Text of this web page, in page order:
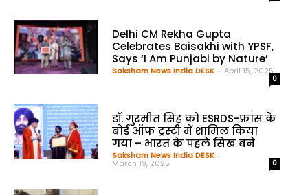
Delhi CM Rekha Gupta
Celebrates Baisakhi with YPSF,
Says ‘I Am Punjabi by Nature’
Saksham News India DESK - April 15, 2025
0
डॉ. गुरमीत सिंह को ESRDS-फ्रांस के
बोर्ड ऑफ ट्रस्टी में शामिल किया
गया – भारत के पहले सिख बने
Saksham News India DESK -
March 19, 2025 0